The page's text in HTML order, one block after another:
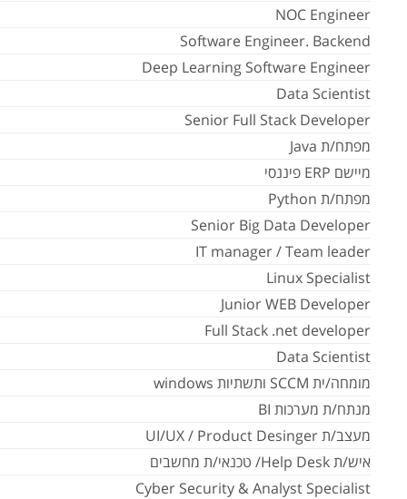
NOC Engineer
Software Engineer. Backend
Deep Learning Software Engineer
Data Scientist
Senior Full Stack Developer
מפתח/ת Java
מיישם ERP פיננסי
מפתח/ת Python
Senior Big Data Developer
IT manager / Team leader
Linux Specialist
Junior WEB Developer
Full Stack .net developer
Data Scientist
מומחה/ית SCCM ותשתיות windows
מנתח/ת מערכות BI
מעצב/ת UI/UX / Product Desinger
איש/ת Help Desk/ טכנאי/ת מחשבים
Cyber Security & Analyst Specialist